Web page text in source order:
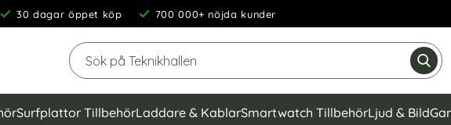
30 dagar öppet köp 700 000+ nöjda kunder
Sök
Surfplattor TillbehörLaddare & KablarSmartwatch TillbehörLjud & Bild